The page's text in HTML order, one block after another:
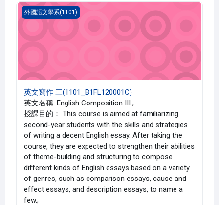
英文寫作 三(1101_B1FL120001C)
外國語文學系(1101)
英文寫作 三(1101_B1FL120001C)
英文名稱: English Composition III ;
授課目的： This course is aimed at familiarizing
second-year students with the skills and strategies
of writing a decent English essay. After taking the
course, they are expected to strengthen their abilities
of theme-building and structuring to compose
different kinds of English essays based on a variety
of genres, such as comparison essays, cause and
effect essays, and description essays, to name a
few.;